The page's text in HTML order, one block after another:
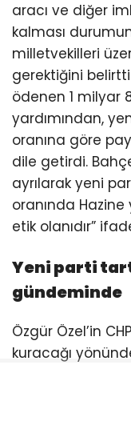
aracı ve diğer
kalması
milletvekilleri
gerektiğini belirtti.
ödenen 1 milyar
yardımından,
oranına göre
dile getirdi.
ayrılarak yeni
oranında Hazine
etik olanıdır”
Yeni parti
gündeminde
Özgür Özel’in
kuracağı